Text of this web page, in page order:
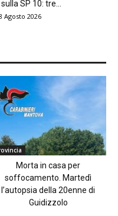
SP 10: tre...
Agosto 2026
Morta in casa per
soffocamento. Martedì
l’autopsia della 20enne di
Guidizzolo